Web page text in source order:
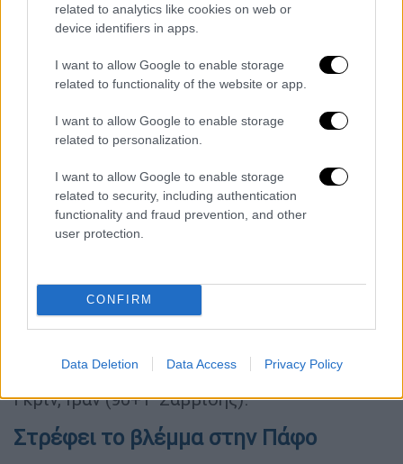
related to analytics like cookies on web or
device identifiers in apps.
I want to allow Google to enable storage
related to functionality of the website or app.
I want to allow Google to enable storage
related to personalization.
I want to allow Google to enable storage
related to security, including authentication
functionality and fraud prevention, and other
user protection.
CONFIRM
Data Deletion Data Access Privacy Policy
Ο Ταρέμι κέρδισε πέναλτι στο 82’ το οποίο ο
αστόχησε, αλλά ο Ιρανός φορ πήρε
τη… ρεβάνς. Στο 88’ σκόραρε το πρώτο του
γκολ ύστερα από ασίστ του Ποντένσε και
στις καθυστερήσεις με νέα κεφαλιά
διαμόρφωσε τοτελικό 5-0
Ολυμπιακός: Τζολάκης, Ορτέγκα, Ρέτσος,
Μπιανκόν, Κοστίνια, Έσε (75' Σιπιόνι),
Μουζακίτης, Τσικίνιο (74' Γιαζίτζι), Μαρτίνς
(18' Στρεφέτσα), Καμπελά (68' Ποντένσε), Ελ
Πανσερραϊκός: Τιναλίνι, Λύρατζης,
Γκελασβίλι, Ντε Μάρκο (80' Καρασαλίδης),
Τσαούσης, Ομεόνγκα, Λιάσος (79' Γκιγιομιέ),
Φαλέ (79' Δοϊρανλής), Μπανζάκι (51' Νανέλι),
Γκριν, Ιβάν (90+1' Σαββίδης).
Στρέφει το βλέμμα στην Πάφο